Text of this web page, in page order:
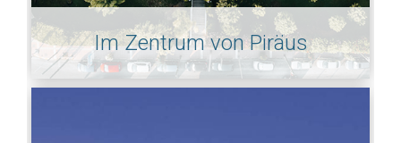
Im Zentrum von Piräus